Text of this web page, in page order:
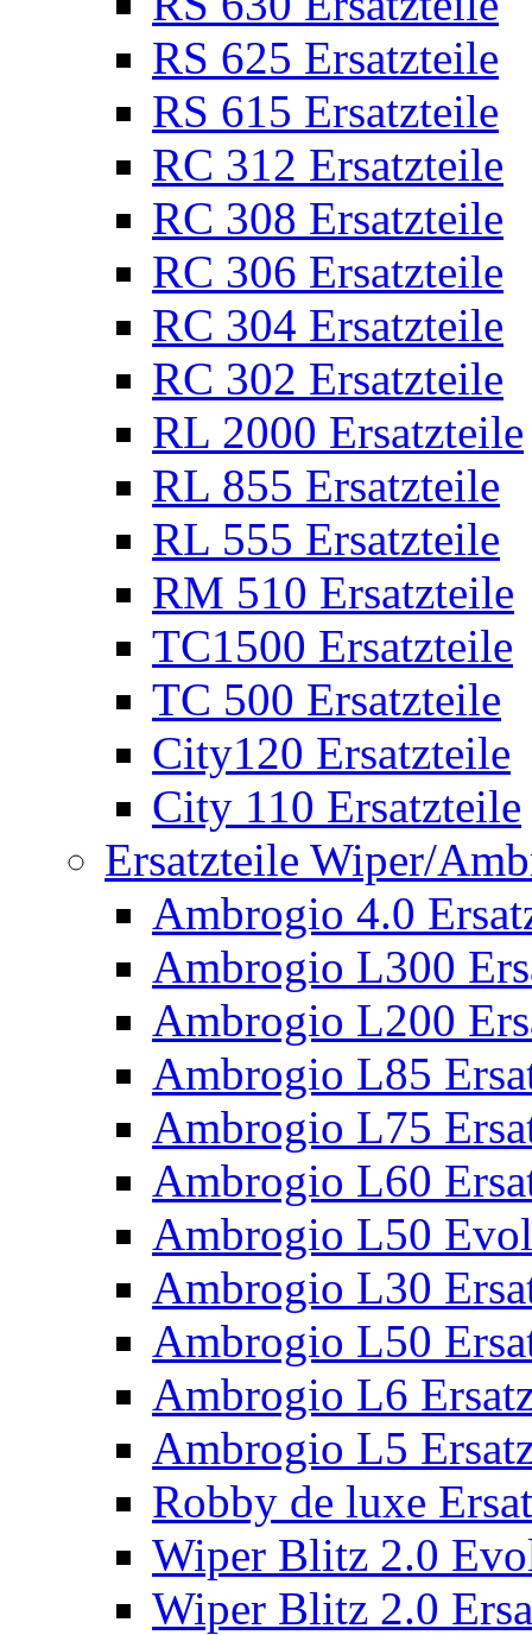
RS 625 Ersatzteile
RS 615 Ersatzteile
RC 312 Ersatzteile
RC 308 Ersatzteile
RC 306 Ersatzteile
RC 304 Ersatzteile
RC 302 Ersatzteile
RL 2000 Ersatzteile
RL 855 Ersatzteile
RL 555 Ersatzteile
RM 510 Ersatzteile
TC1500 Ersatzteile
TC 500 Ersatzteile
City120 Ersatzteile
City 110 Ersatzteile
Ersatzteile Wiper/
Ambrogio 4.0
Ambrogio L300
Ambrogio L200
Ambrogio L85
Ambrogio L75
Ambrogio L60
Ambrogio L50
Ambrogio L30
Ambrogio L50
Ambrogio L6
Ambrogio L5
Robby de luxe
Wiper Blitz 2.0
Wiper Blitz 2.0